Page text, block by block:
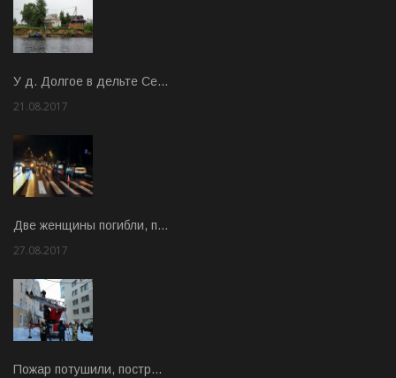
У д. Долгое в дельте Се…
21.08.2017
Две женщины погибли, п…
27.08.2017
Пожар потушили, постр…